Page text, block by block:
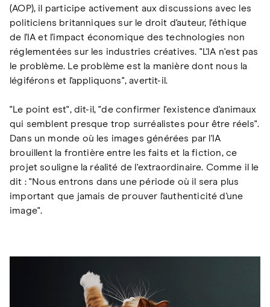
(AOP), il participe activement aux discussions avec les
politiciens britanniques sur le droit d'auteur, l'éthique
de l'IA et l'impact économique des technologies non
réglementées sur les industries créatives. "L'IA n'est pas
le problème. Le problème est la manière dont nous la
légiférons et l'appliquons", avertit-il.
"Le point est", dit-il, "de confirmer l'existence d'animaux
qui semblent presque trop surréalistes pour être réels".
Dans un monde où les images générées par l'IA
brouillent la frontière entre les faits et la fiction, ce
projet souligne la réalité de l'extraordinaire. Comme il le
dit : "Nous entrons dans une période où il sera plus
important que jamais de prouver l'authenticité d'une
image".